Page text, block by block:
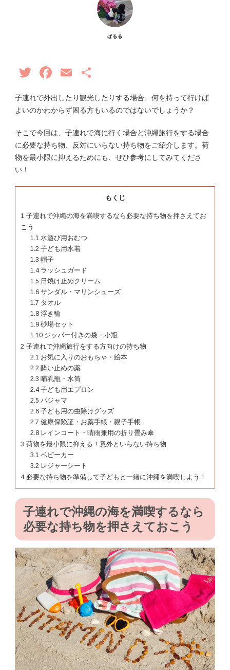
ぱるる
TwitterFacebook
Email
子連れで外出したり観光したりする場合、何を持って行けば
よいのかわからず困る方もいるのではないでしょうか？
そこで今回は、子連れで海に行く場合と沖縄旅行をする場合
に必要な持ち物、反対にいらない持ち物をご紹介します。荷
物を最小限に抑えるためにも、ぜひ参考にしてみてくださ
い！
もくじ
1 子連れで沖縄の海を満喫するなら必要な持ち物を押さえてお
こう
1.1 水遊び用おむつ
1.2 子ども用水着
1.3 帽子
1.4ラッシュガード
1.5 日焼け止めクリーム
1.6 サンダル・マリンシューズ
1.7 タオル
1.8 浮き輪
1.9 砂場セット
1.10 ジッパー付きの袋・小瓶
2 子連れで沖縄旅行をする方向けの持ち物
2.1 お気に入りのおもちゃ・絵本
2.2 酔い止めの薬
2.3 哺乳瓶・水筒
2.4子ども用エプロン
2.5 パジャマ
2.6 子ども用の虫除けグッズ
2.7 健康保険証・お薬手帳・親子手帳
2.8 レインコート・晴雨兼用の折り畳み傘
3 荷物を最小限に抑える！意外といらない持ち物
3.1 ベビーカー
3.2 レジャーシート
4必要な持ち物を準備して子どもと一緒に沖縄を満喫しよう！
子連れで沖縄の海を満喫するなら
必要な持ち物を押さえておこう